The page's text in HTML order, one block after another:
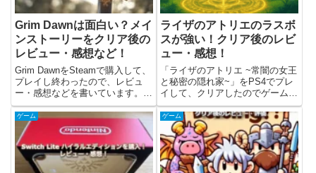
Grim Dawnは面白い？メイ
ンストーリーをクリア後の
レビュー・感想など！
Grim DawnをSteamで購入して、
プレイし終わったので、レビュ
ー・感想などを書いています。ま
ず、最初にGrim Dawnについてど
んなゲームか解説して、そのあと
にレビューをしました。筆者はク
リアまで30時間ほど。ハクスラ
の経験は最近...
ライザのアトリエのラスボ
スが強い！クリア後のレビ
ュー・感想！
「ライザのアトリエ ~常闇の女王
と秘密の隠れ家~」をPS4でプレ
イして、クリアしたのでゲームの
紹介とレビュー(感想)を書いてい
ます。今回はノーマルモードでプ
レイしたのですが、徐々に敵が強
くなって、ラスボスもなかなか手
強かったです。ライザのア...
ゲーム ゲーム